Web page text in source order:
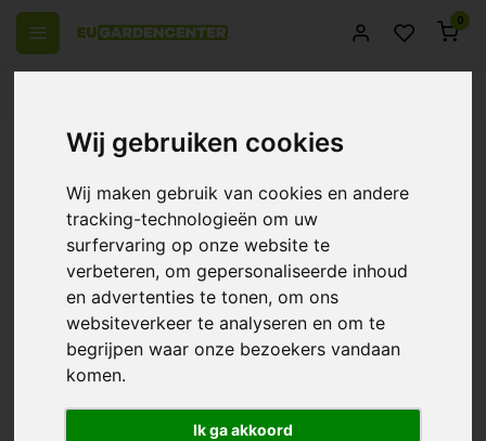
Wij gebruiken cookies
Wij maken gebruik van cookies en andere
tracking-technologieën om uw
surfervaring op onze website te
verbeteren, om gepersonaliseerde inhoud
en advertenties te tonen, om ons
websiteverkeer te analyseren en om te
begrijpen waar onze bezoekers vandaan
komen.
Ik ga akkoord
0
Terug
Dutch Pro PH Plus - PH Regulator
0/10 (0 Reviews)